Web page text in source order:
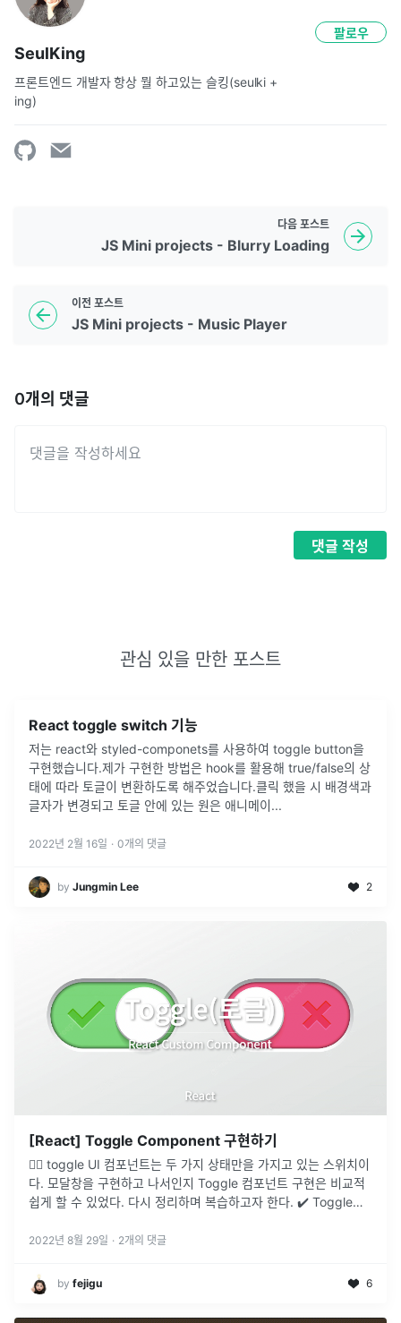
SeulKing
프론트엔드 개발자 항상 뭘 하고있는 슬킹(seulki +
ing)
팔로우
이전 포스트
JS Mini projects - Music Player
다음 포스트
JS Mini projects - Blurry Loading
0개의 댓글
댓글 작성
관심 있을 만한 포스트
React toggle switch 기능
저는 react와 styled-componets를 사용하여 toggle button을
구현했습니다.제가 구현한 방법은 hook를 활용해 true/false의 상
태에 따라 토글이 변환하도록 해주었습니다.클릭 했을 시 배경색과
글자가 변경되고 토글 안에 있는 원은 애니메이...
2022년 2월 16일 · 0개의 댓글
by Jungmin Lee 2
[React] Toggle Component 구현하기
👉🏻 toggle UI 컴포넌트는 두 가지 상태만을 가지고 있는 스위치이
다. 모달창을 구현하고 나서인지 Toggle 컴포넌트 구현은 비교적
쉽게 할 수 있었다. 다시 정리하며 복습하고자 한다. ✔️ Toggle
2022년 8월 29일 · 2개의 댓글
by fejigu 6